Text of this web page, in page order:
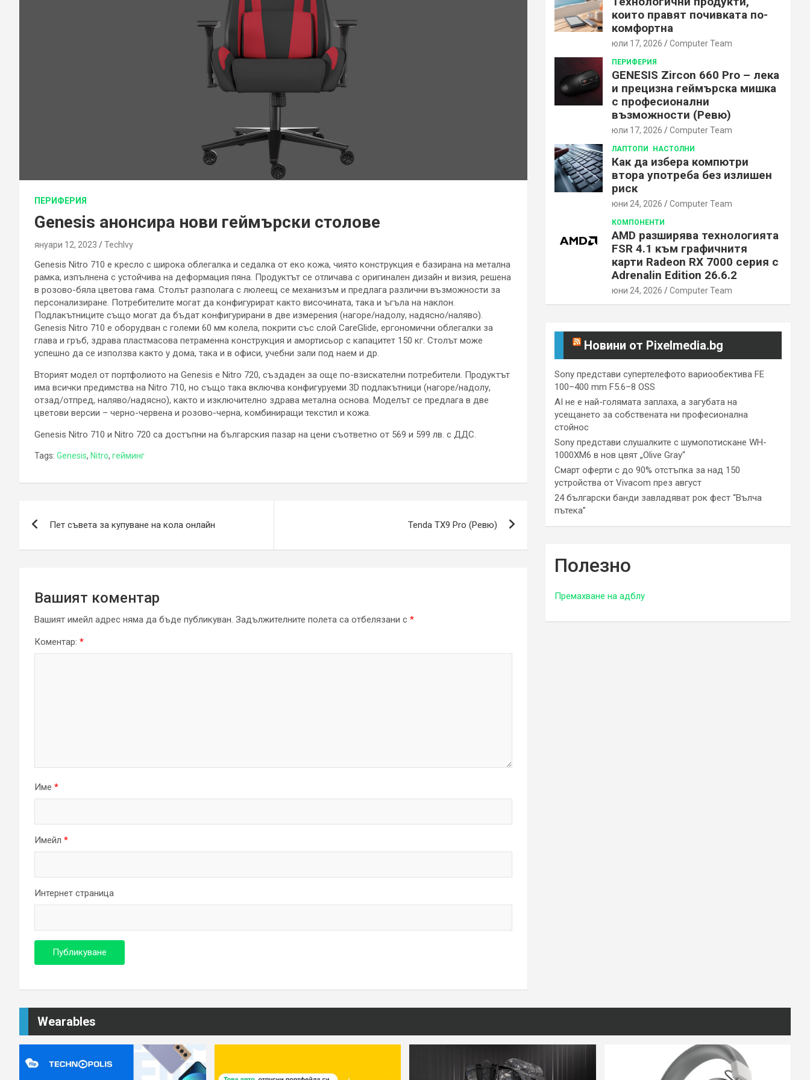
ПЕРИФЕРИЯ
Genesis анонсира нови геймърски столове
януари 12, 2023 TechIvy
Genesis Nitro 710 е кресло с широка облегалка и седалка от еко кожа, чиято конструкция е базирана на метална
рамка, изпълнена с устойчива на деформация пяна. Продуктът се отличава с оригинален дизайн и визия, решена
в розово-бяла цветова гама. Столът разполага с люлеещ се механизъм и предлага различни възможности за
персонализиране. Потребителите могат да конфигурират както височината, така и ъгъла на наклон.
Подлакътниците също могат да бъдат конфигурирани в две измерения (нагоре/надолу, надясно/наляво).
Genesis Nitro 710 е оборудван с големи 60 мм колела, покрити със слой CareGlide, ергономични облегалки за
глава и гръб, здрава пластмасова петраменна конструкция и амортисьор с капацитет 150 кг. Столът може
успешно да се използва както у дома, така и в офиси, учебни зали под наем и др.
Вторият модел от портфолиото на Genesis е Nitro 720, създаден за още по-взискателни потребители. Продуктът
има всички предимства на Nitro 710, но също така включва конфигуруеми 3D подлакътници (нагоре/надолу,
отзад/отпред, наляво/надясно), както и изключително здрава метална основа. Моделът се предлага в две
цветови версии – черно-червена и розово-черна, комбиниращи текстил и кожа.
Genesis Nitro 710 и Nitro 720 са достъпни на българския пазар на цени съответно от 569 и 599 лв. с ДДС.
Tags: Genesis, Nitro, гейминг
Пет съвета за купуване на кола онлайн Tenda TX9 Pro (Ревю)
Вашият коментар
Вашият имейл адрес няма да бъде публикуван. Задължителните полета са отбелязани с *
Коментар: *
Име *
Имейл *
Интернет страница
които правят почивката по-
комфортна
юли 17, 2026 Computer Team
ПЕРИФЕРИЯ
GENESIS Zircon 660 Pro – лека
и прецизна геймърска мишка
с професионални
възможности (Ревю)
юли 17, 2026 Computer Team
ЛАПТОПИ НАСТОЛНИ
Как да избера компютри
втора употреба без излишен
риск
юни 24, 2026 Computer Team
КОМПОНЕНТИ
AMD разширява технологията
FSR 4.1 към графичнитя
карти Radeon RX 7000 серия с
Adrenalin Edition 26.6.2
юни 24, 2026 Computer Team
Новини от Pixelmedia.bg
Sony представи супертелефото вариообектива FE
100–400 mm F5.6–8 OSS
AI не е най-голямата заплаха, а загубата на
усещането за собствената ни професионална
стойнос
Sony представи слушалките с шумопотискане WH-
1000XM6 в нов цвят „Olive Gray“
Смарт оферти с до 90% отстъпка за над 150
устройства от Vivacom през август
24 български банди завладяват рок фест “Вълча
пътека”
Полезно
Премахване на адблу
Wearables